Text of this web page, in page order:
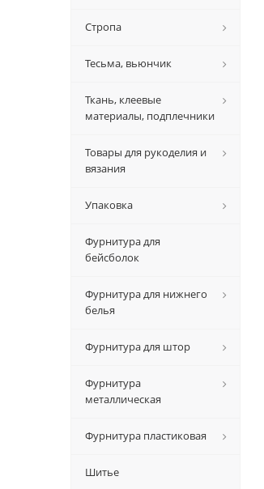
Стропа
Тесьма, вьюнчик
Ткань, клеевые
материалы, подплечники
Товары для рукоделия и
вязания
Упаковка
Фурнитура для
бейсболок
Фурнитура для нижнего
белья
Фурнитура для штор
Фурнитура
металлическая
Фурнитура пластиковая
Шитье